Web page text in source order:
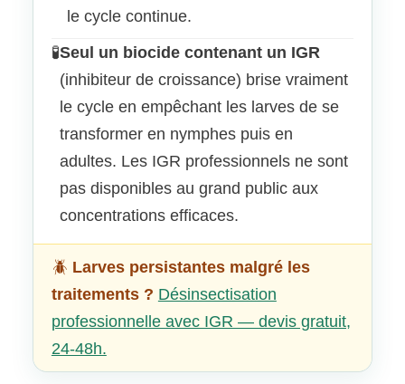
le cycle continue.
🧪Seul un biocide contenant un IGR
(inhibiteur de croissance) brise vraiment
le cycle en empêchant les larves de se
transformer en nymphes puis en
adultes. Les IGR professionnels ne sont
pas disponibles au grand public aux
concentrations efficaces.
🪲 Larves persistantes malgré les
traitements ? Désinsectisation
professionnelle avec IGR — devis gratuit,
24-48h.